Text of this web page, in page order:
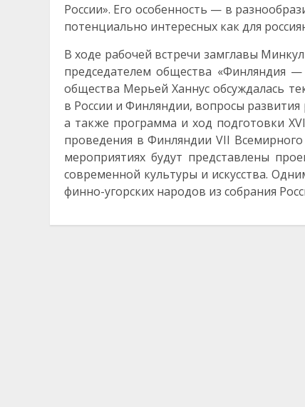
России». Его особенность — в
потенциально интересных как для
В ходе рабочей встречи замглавы
председателем общества «Финляндия
общества Мерьей Ханнус обсуждалась
в России и Финляндии, вопросы развития
а также программа и ход подготовки
проведения в Финляндии VII Всемирного
мероприятиях будут представлены
современной культуры и искусства.
финно-угорских народов из собрания